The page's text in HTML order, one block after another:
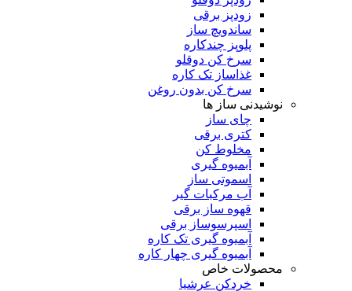
زودپز برقی
ساندویچ ساز
پلوپز چندکاره
سرخ کن دوقلو
غذاساز تک کاره
سرخ کن بدون روغن
نوشیدنی ساز ها
چای ساز
کتری برقی
مخلوط کن
آبمیوه گیری
اسموتی ساز
آب مرکبات گیر
قهوه ساز برقی
اسپرسوساز برقی
آبمیوه گیری تک کاره
آبمیوه گیری چهار کاره
محصولات خاص
خردکن عرشیا